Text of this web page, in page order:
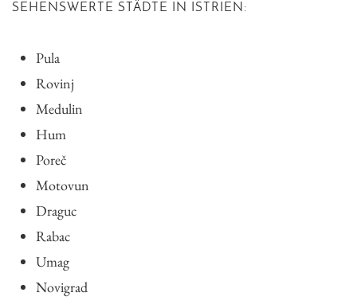
SEHENSWERTE STÄDTE IN ISTRIEN:
Pula
Rovinj
Medulin
Hum
Poreč
Motovun
Draguc
Rabac
Umag
Novigrad